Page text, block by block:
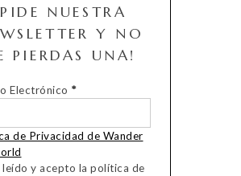
NUESTRA
Y NO
PIERDAS UNA!
Electrónico *
de Privacidad de Wander
leído y acepto la política de